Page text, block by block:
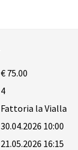
€ 75.00
4
Fattoria la Vialla
30.04.2026 10:00
21.05.2026 16:15